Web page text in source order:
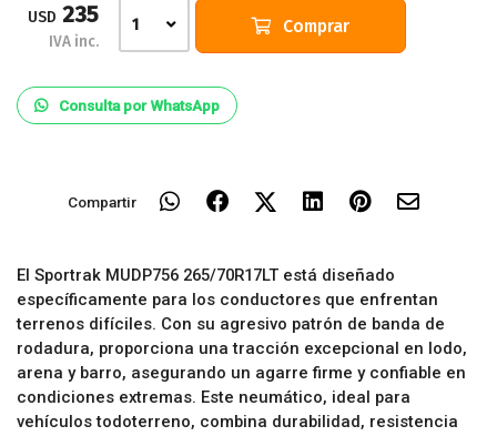
USD 235
IVA inc.
1 Comprar
Consulta por WhatsApp
Compartir
El Sportrak MUDP756 265/70R17LT está diseñado
específicamente para los conductores que enfrentan
terrenos difíciles. Con su agresivo patrón de banda de
rodadura, proporciona una tracción excepcional en lodo,
arena y barro, asegurando un agarre firme y confiable en
condiciones extremas. Este neumático, ideal para
vehículos todoterreno, combina durabilidad, resistencia